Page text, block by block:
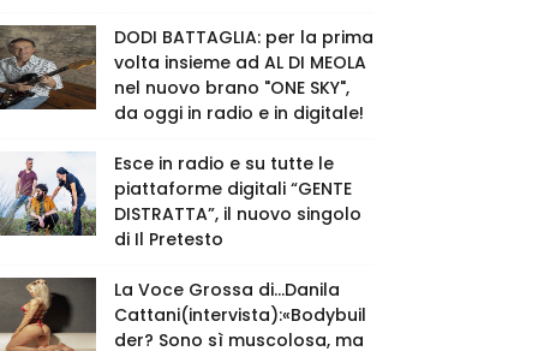
DODI BATTAGLIA: per la prima
volta insieme ad AL DI MEOLA
nel nuovo brano "ONE SKY",
da oggi in radio e in digitale!
Esce in radio e su tutte le
piattaforme digitali “GENTE
DISTRATTA”, il nuovo singolo
di Il Pretesto
La Voce Grossa di…Danila
Cattani(intervista):«Bodybuil
der? Sono sì muscolosa, ma